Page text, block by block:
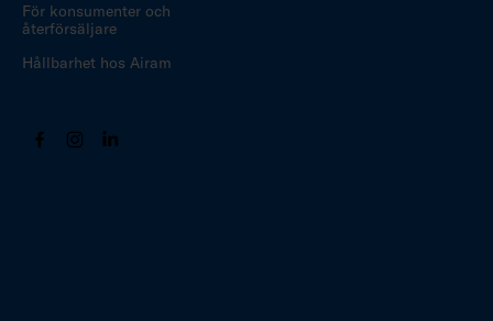
För konsumenter och
återförsäljare
Hållbarhet hos Airam